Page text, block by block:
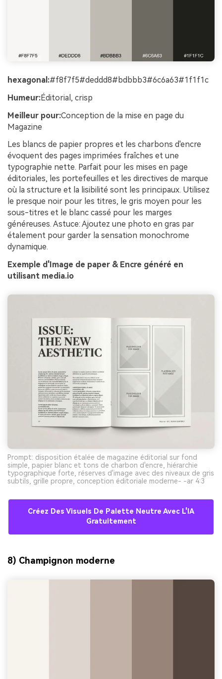
hexagonal:#f8f7f5#deddd8#bdbbb3#6c6a63#1f1f1c
Humeur:Éditorial, crisp
Meilleur pour:Conception de la mise en page du
Magazine
Les blancs de papier propres et les charbons d'encre
évoquent des pages imprimées fraîches et une
typographie nette. Parfait pour les mises en page
éditoriales, les portefeuilles et les directives de marque
où la structure et la lisibilité sont les principaux. Utilisez
le presque noir pour les titres, le gris moyen pour les
sous-titres et le blanc cassé pour les marges
généreuses. Astuce: Ajoutez une photo en gras par
étalement pour garder la sensation monochrome
dynamique.
Exemple d'Image de paper & Encre généré en
utilisant media.io
Prompt: disposition étalée de magazine éditorial sur fond
simple, papier blanc et tons de charbon d'encre, hiérarchie
typographique forte, réserves d'image avec des niveaux de gris
subtils, grille propre, conception éditoriale moderne- -ar 4:3
Créez Des Visuels De Palette Neutre Avec L'IA
Gratuitement
8) Champignon moderne